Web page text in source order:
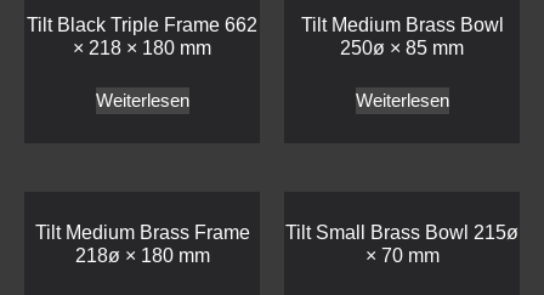
Tilt Black Triple Frame 662
× 218 × 180 mm
Weiterlesen
Tilt Medium Brass Bowl
250ø × 85 mm
Weiterlesen
Tilt Medium Brass Frame
218ø × 180 mm
Tilt Small Brass Bowl 215ø
× 70 mm